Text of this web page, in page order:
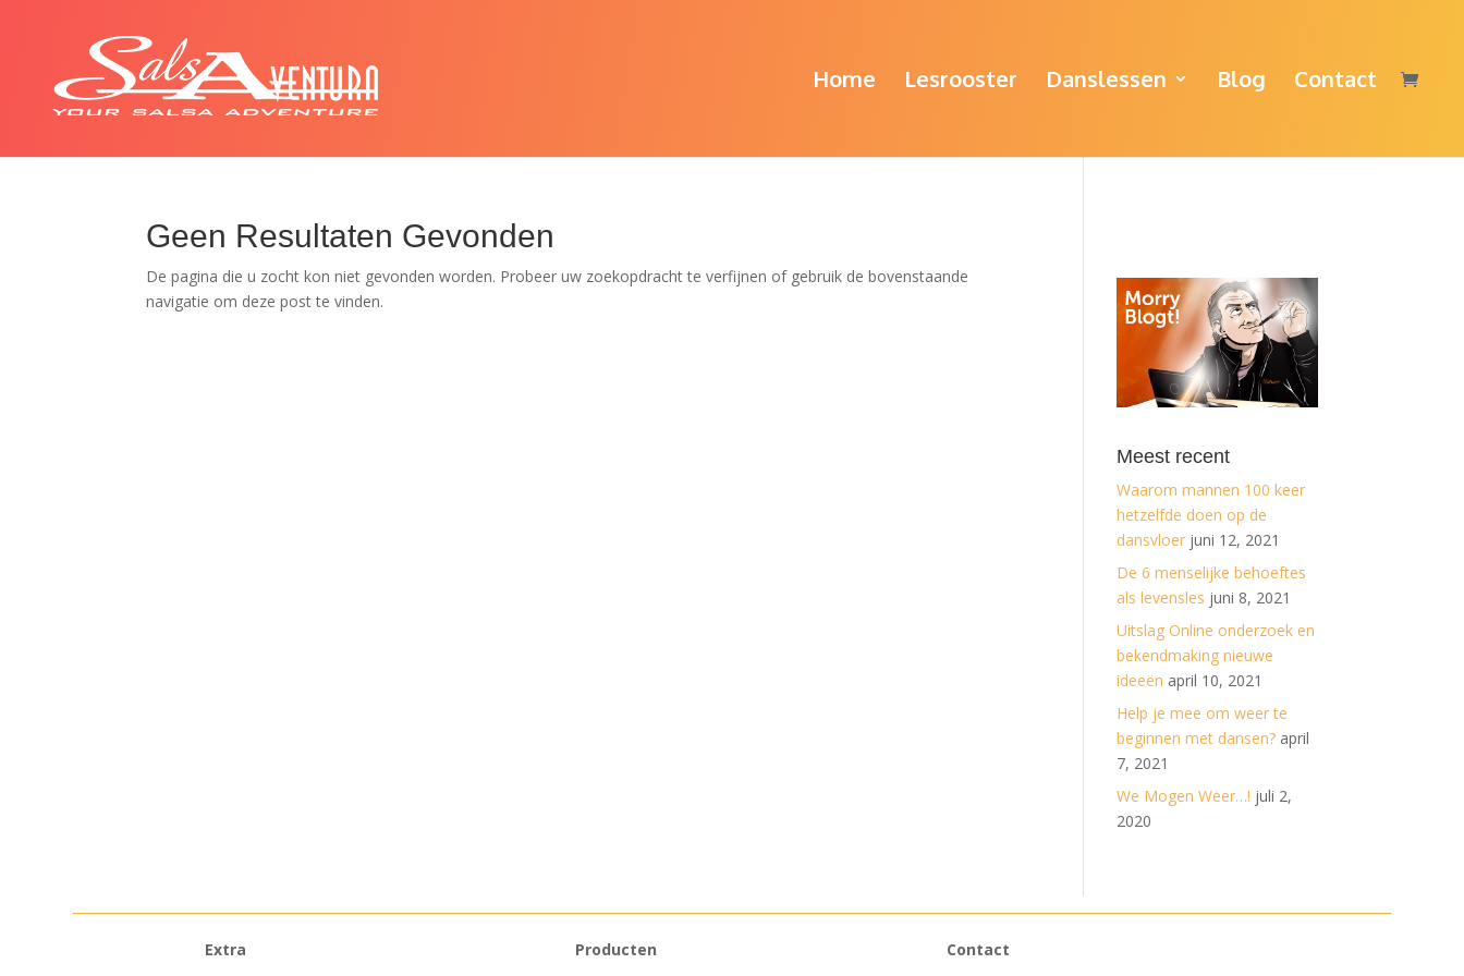
Home Lesrooster Danslessen Blog Contact
Geen Resultaten Gevonden
De pagina die u zocht kon niet gevonden worden. Probeer uw zoekopdracht te verfijnen of gebruik de bovenstaande
navigatie om deze post te vinden.
Meest recent
Waarom mannen 100 keer
hetzelfde doen op de
dansvloer juni 12, 2021
De 6 menselijke behoeftes
als levensles juni 8, 2021
Uitslag Online onderzoek en
bekendmaking nieuwe
ideeën april 10, 2021
Help je mee om weer te
beginnen met dansen? april
7, 2021
We Mogen Weer…! juli 2,
2020
Extra
Producten
Contact